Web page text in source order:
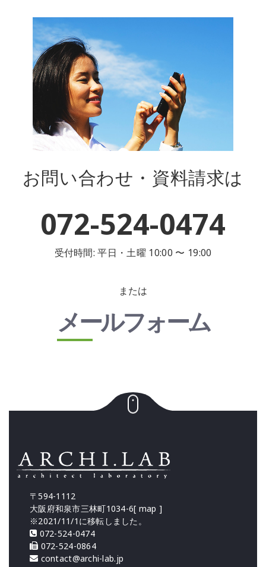
お問い合わせ・資料請求は
072-524-0474
受付時間: 平日・土曜 10:00 〜 19:00
または
メールフォーム
〒594-1112
大阪府和泉市三林町1034-6[ map ]
※2021/11/1に移転しました。
072-524-0474
072-524-0864
contact@archi-lab.jp